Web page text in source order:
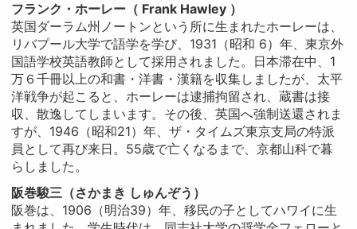
フランク・ホーレー（ Frank Hawley ）
英国ダーラム州ノートンという所に生まれたホーレーは、
リバプール大学で語学を学び、1931（昭和 6）年、東京外
国語学校英語教師として採用されました。日本滞在中、1
万６千冊以上の和書・洋書・漢籍を収集しましたが、太平
洋戦争が起こると、ホーレーは逮捕拘留され、蔵書は接
収、散逸してしまいます。その後、英国へ強制送還されま
すが、1946（昭和21）年、ザ・タイムズ東京支局の特派
員として再び来日。55歳で亡くなるまで、京都山科で暮
らしました。
阪巻駿三（さかまき しゅんぞう）
阪巻は、1906（明治39）年、移民の子としてハワイに生